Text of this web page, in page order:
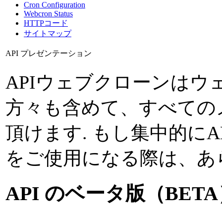
Cron Configuration
Webcron Status
HTTPコード
サイトマップ
API プレゼンテーション
APIウェブクローンはウ
方々も含めて、すべて
頂けます. もし集中的に
をご使用になる際は、
API のベータ版（